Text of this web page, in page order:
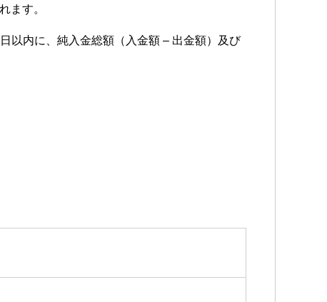
ます。
以内に、純入金総額（入金額 – 出金額）及び